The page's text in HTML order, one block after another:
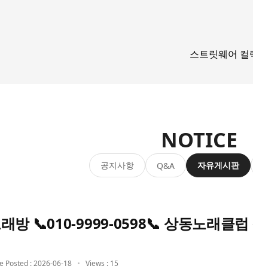
스트릿웨어 컬
NOTICE
공지사항 Q&A 자유게시판
방 📞010-9999-0598📞 상동노래클
Posted : 2026-06-18 Views : 15